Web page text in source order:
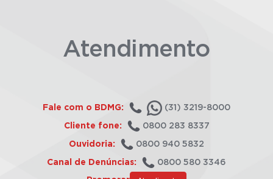
Atendimento
Fale com o BDMG: (31) 3219-8000
Cliente fone: 0800 283 8337
Ouvidoria: 0800 940 5832
Canal de Denúncias: 0800 580 3346